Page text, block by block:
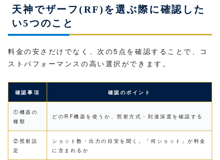
天神でザーフ(RF)を選ぶ際に確認した
い5つのこと
料金の安さだけでなく、次の5点を確認することで、コ
ストパフォーマンスの高い選択ができます。
確認事項 確認のポイント
①機器の
種類
どのRF機器を使うか、照射方式・到達深度を確認する
②照射設
定
ショット数・出力の目安を聞く。「何ショット」が料金
に含まれるか